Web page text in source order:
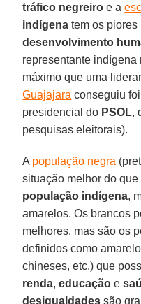
tráfico negreiro e a
indígena tem os
desenvolvimento
representante
máximo que uma
Guajajara conseguiu
presidencial do PSOL,
pesquisas eleitorais).
A população negra
situação melhor do
população indígena,
amarelos. Os brancos
melhores, mas são os
definidos como
chineses, etc.) que
renda,educação e
desigualdades são